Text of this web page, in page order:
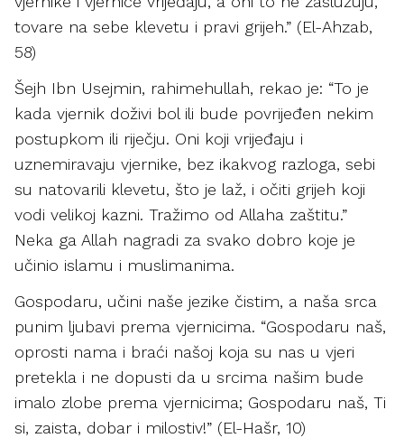
tovare na sebe klevetu i pravi grijeh.” (El-Ahzab,
58)
Šejh Ibn Usejmin, rahimehullah, rekao je: “To je
kada vjernik doživi bol ili bude povrijeđen nekim
postupkom ili riječju. Oni koji vrijeđaju i
uznemiravaju vjernike, bez ikakvog razloga, sebi
su natovarili klevetu, što je laž, i očiti grijeh koji
vodi velikoj kazni. Tražimo od Allaha zaštitu.”
Neka ga Allah nagradi za svako dobro koje je
učinio islamu i muslimanima.
Gospodaru, učini naše jezike čistim, a naša srca
punim ljubavi prema vjernicima. “Gospodaru naš,
oprosti nama i braći našoj koja su nas u vjeri
pretekla i ne dopusti da u srcima našim bude
imalo zlobe prema vjernicima; Gospodaru naš, Ti
si, zaista, dobar i milostiv!” (El-Hašr, 10)